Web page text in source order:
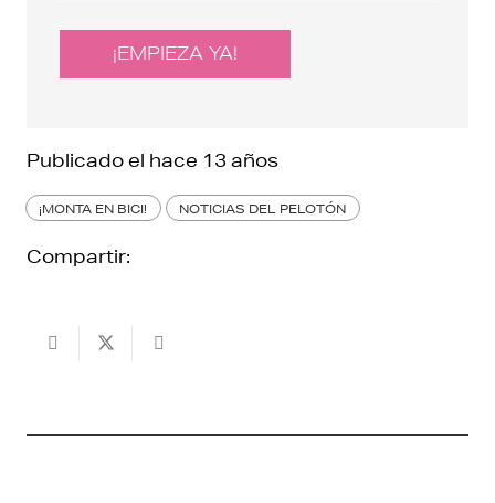
¡EMPIEZA YA!
Publicado el hace 13 años
¡MONTA EN BICI! NOTICIAS DEL PELOTÓN
Compartir: